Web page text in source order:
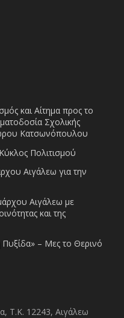
και Αίτημα προς το
Σχολικής
Κατσωνόπουλου
Πολιτισμού
Αιγάλεω για την
Αιγάλεω με
και της
– Μες το Θερινό
Τ.Κ. 12243, Αιγάλεω